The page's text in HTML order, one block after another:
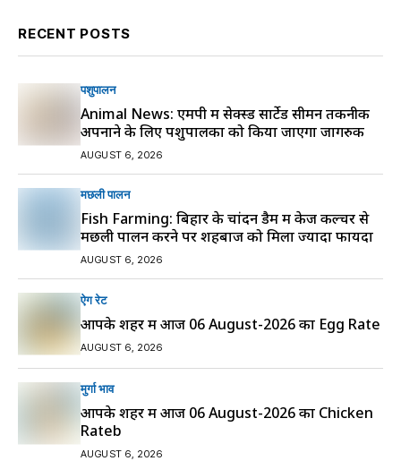
RECENT POSTS
पशुपालन
Animal News: एमपी में सेक्स्ड सार्टेड सीमन तकनीक
अपनाने के लिए पशुपालकों को किया जाएगा जागरुक
AUGUST 6, 2026
मछली पालन
Fish Farming: बिहार के चांदन डैम में केज कल्चर से
मछली पालन करने पर शहबाज को मिला ज्यादा फायदा
AUGUST 6, 2026
ऐग रेट
आपके शहर में आज 06 August-2026 का Egg Rate
AUGUST 6, 2026
मुर्गा भाव
आपके शहर में आज 06 August-2026 का Chicken
Rateb
AUGUST 6, 2026